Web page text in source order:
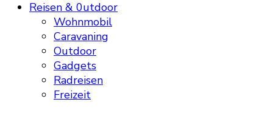
Reisen & 0utdoor
Wohnmobil
Caravaning
Outdoor
Gadgets
Radreisen
Freizeit